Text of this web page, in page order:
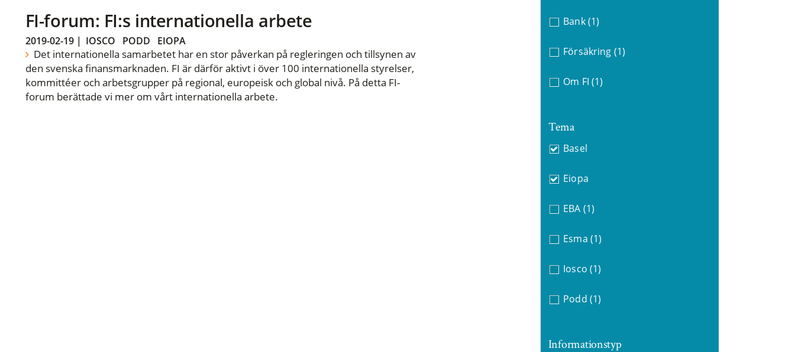
FI-forum: FI:s internationella arbete
2019-02-19| IOSCO PODD EIOPA
Det internationella samarbetet har en stor påverkan på regleringen och tillsynen av
den svenska finansmarknaden. FI är därför aktivt i över 100 internationella styrelser,
kommittéer och arbetsgrupper på regional, europeisk och global nivå. På detta FI-
forum berättade vi mer om vårt internationella arbete.
Bank (1)
Försäkring (1)
Om FI (1)
Tema
Basel
Eiopa
EBA (1)
Esma (1)
Iosco (1)
Podd (1)
Informationstyp